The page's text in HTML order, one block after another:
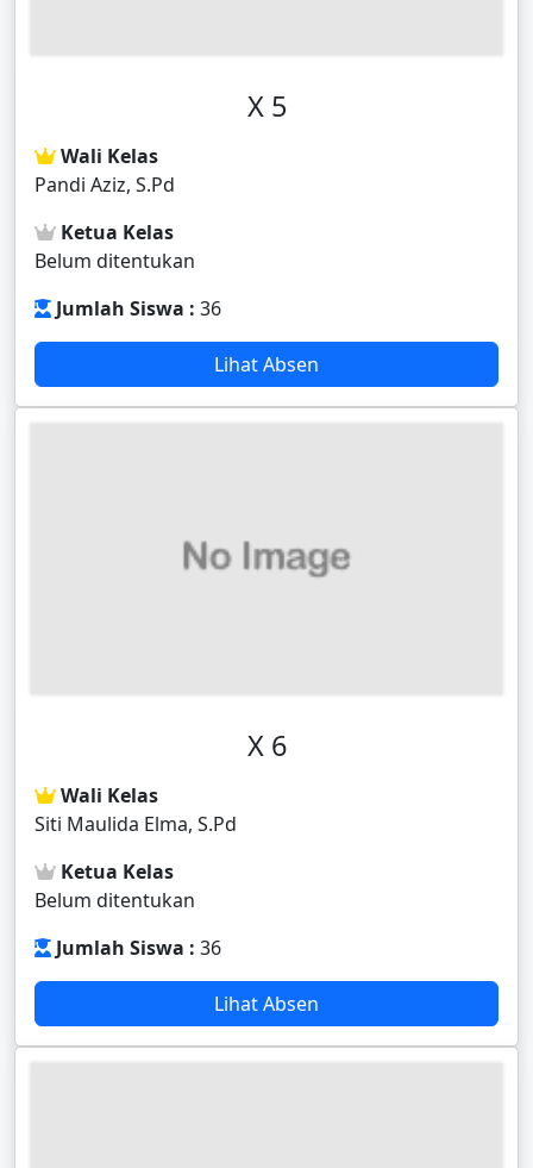
X 5
Wali Kelas
Pandi Aziz, S.Pd
Ketua Kelas
Belum ditentukan
Jumlah Siswa : 36
Lihat Absen
X 6
Wali Kelas
Siti Maulida Elma, S.Pd
Ketua Kelas
Belum ditentukan
Jumlah Siswa : 36
Lihat Absen